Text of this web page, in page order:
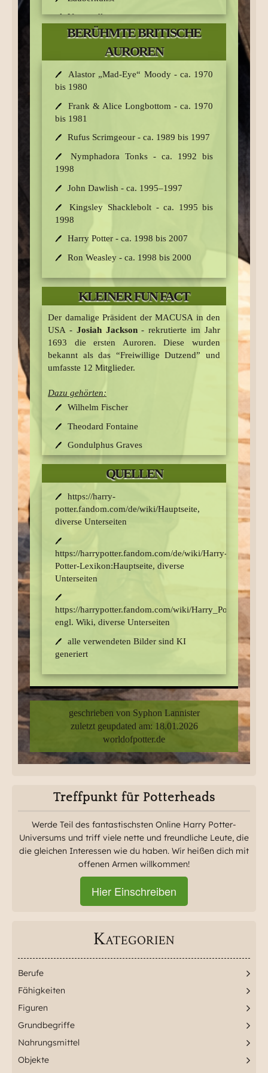
Voldemortzu Fall.
Verwandlung
Kräuterkunde
Zaubertränke
Zu deinen schulischen Qualifikationen führt
das Zaubereiministerium (Aurorenamt)
… den Charaktertest - Bewerber
werden auf Belastbarkeit,
Geschicklichkeit und Ausdauer geprüft.
… den Hintergrundcheck - Auch eine
vom Ministerium durchgeführt.
Charaktertest und im Hintergrundcheck
ungeeignete Bewerber hervorstechen,
Der Beruf des Aurors war in früheren Jahren
fast schon exklusiv! Während im 19.
Auroren ausgebildet wurden, kommt dies in
beginnt eine intensive und 3-jährige
Ausbildung des Ministeriums.
Diese umfasst...
Fähigkeiten (Verteidigung, Tarnung u.
… Verheimlichungen und das
BERÜHMTE BRITISCHE
AUROREN
Alastor „Mad-Eye“ Moody - ca. 1970
bis 1980
Frank & Alice Longbottom - ca. 1970
bis 1981
Rufus Scrimgeour - ca. 1989 bis 1997
Nymphadora Tonks - ca. 1992 bis
1998
John Dawlish - ca. 1995–1997
Kingsley Shacklebolt - ca. 1995 bis
1998
Harry Potter - ca. 1998 bis 2007
Ron Weasley - ca. 1998 bis 2000
KLEINER FUN FACT
Der damalige Präsident der MACUSA in den
USA - Josiah Jackson- rekrutierte im Jahr
1693 die ersten Auroren. Diese wurden
bekannt als das “Freiwillige Dutzend” und
umfasste 12 Mitglieder.
Dazu gehörten:
Wilhelm Fischer
Theodard Fontaine
Gondulphus Graves
Robert Grimsditch
Mary Jauncey
Carlos Lopez
Mungo MacDuff
Abraham Potter
Berthilde Roche
Charity Wilkinson
QUELLEN
https://harry-
potter.fandom.com/de/wiki/Hauptseite,
diverse Unterseiten
https://harrypotter.fandom.com/de/wiki/Harry-
Potter-Lexikon:Hauptseite, diverse
Unterseiten
https://harrypotter.fandom.com/wiki/Harry_Potter,
engl. Wiki, diverse Unterseiten
alle verwendeten Bilder sind KI
generiert
geschrieben von Syphon Lannister
zuletzt geupdated am: 18.01.2026
worldofpotter.de
Treffpunkt für Potterheads
Werde Teil des fantastischsten Online Harry Potter-
Universums und triff viele nette und freundliche Leute, die
die gleichen Interessen wie du haben. Wir heißen dich mit
offenen Armen willkommen!
Hier Einschreiben
Kategorien
Berufe
Fähigkeiten
Figuren
Grundbegriffe
Nahrungsmittel
Objekte